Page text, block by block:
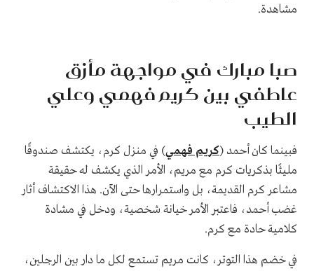
مشاهدة.
صبا مبارك في مواجهة مأزق
عاطفي بين كريم فهمي وعلي
الطيب
فبينما كان أحمد (كريم فهمي) في منزل كرم، يكتشف صندوقًا
مليئًا بذكريات كرم مع مريم، الأمر الذي يكشف له حقيقة
مشاعر كرم القديمة، بل واستمرارها حتى الآن. هذا الاكتشاف أثار
غضب أحمد، فاعتبر الأمر خيانة شخصية، ودخل في مشادة
كلامية حادة مع كرم.
في خضم هذا التوتر، كانت مريم تستمع لكل ما دار بين الرجلين،